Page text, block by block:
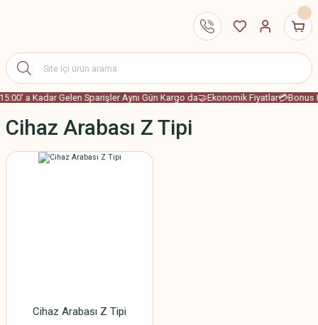
a Kadar Gelen Sparişler Aynı Gün Kargo da🤝Ekonomik Fiyatlar💳Bonus
Cihaz Arabası Z Tipi
Cihaz Arabası Z Tipi